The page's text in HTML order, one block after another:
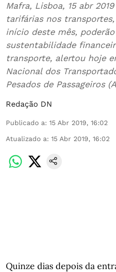
Mafra, Lisboa, 15 abr
tarifárias nos
início deste mês,
sustentabilidade
transporte, alertou hoje
Nacional dos
Pesados de Passageiros
Redação DN
Publicado a: 15 Abr 2019, 16:02
Atualizado a: 15 Abr 2019, 16:02
Quinze dias depois da